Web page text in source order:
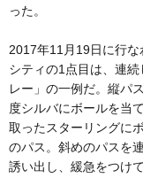
った。
2017年11月19日に行な
シティの1点目は、連
レー」の一例だ。縦パ
度シルバにボールを当
取ったスターリングに
のパス。斜めのパスを
誘い出し、緩急をつけ